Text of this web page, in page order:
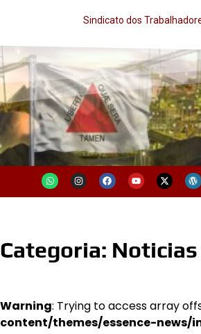
Sindicato dos
Categoria:
Warning: Trying to access array
content/themes/essence-